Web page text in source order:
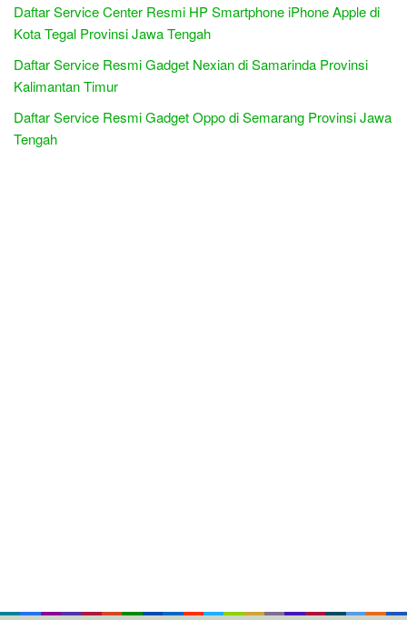
Daftar Service Center Resmi HP Smartphone iPhone Apple di
Kota Tegal Provinsi Jawa Tengah
Daftar Service Resmi Gadget Nexian di Samarinda Provinsi
Kalimantan Timur
Daftar Service Resmi Gadget Oppo di Semarang Provinsi Jawa
Tengah